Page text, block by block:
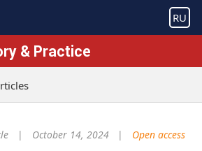
RU
& Practice
October 14, 2024 Open access